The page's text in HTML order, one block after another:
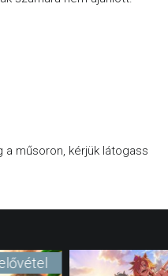
műsoron, kérjük látogass